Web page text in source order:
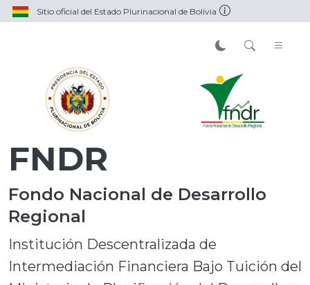
Sitio oficial del Estado Plurinacional de Bolivia
FNDR
Fondo Nacional de Desarrollo
Regional
Institución Descentralizada de
Intermediación Financiera Bajo Tuición del